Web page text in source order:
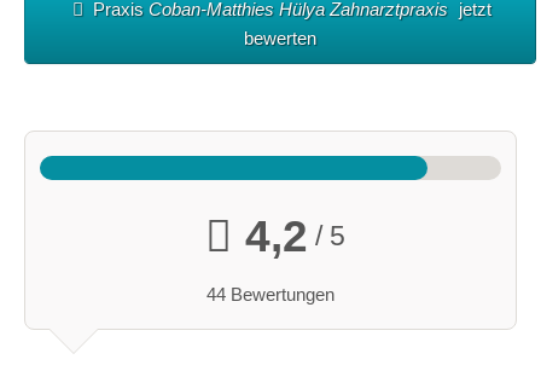
PraxisCoban-Matthies Hülya Zahnarztpraxis jetzt
bewerten
4,2 / 5
44 Bewertungen